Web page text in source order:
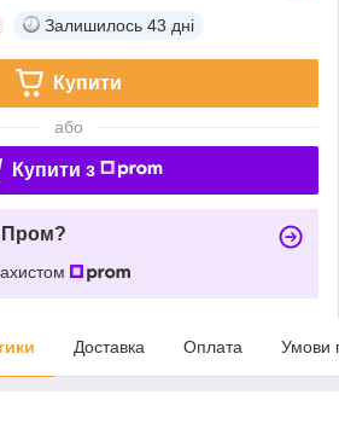
Залишилось 43 дні
Купити
або
Купити з
Пром?
Доставка Оплата Умови